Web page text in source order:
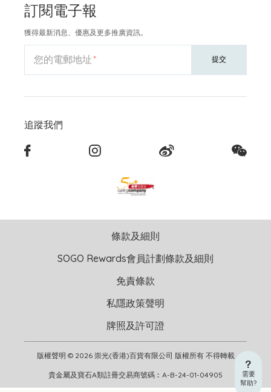
需要
幫助?
訂閱電子報
獲得最新消息、優惠及更多推廣資訊。
您的電郵地址 提交
追蹤我們
版權聲明 © 2026 崇光(香港)百貨有限公司 版權所有 不得轉載
貴金屬及寶石A類註冊交易商號碼︰A-B-24-01-04905
條款及細則
SOGO Rewards會員計劃條款及細則
免責條款
私隱政策聲明
牌照及許可證